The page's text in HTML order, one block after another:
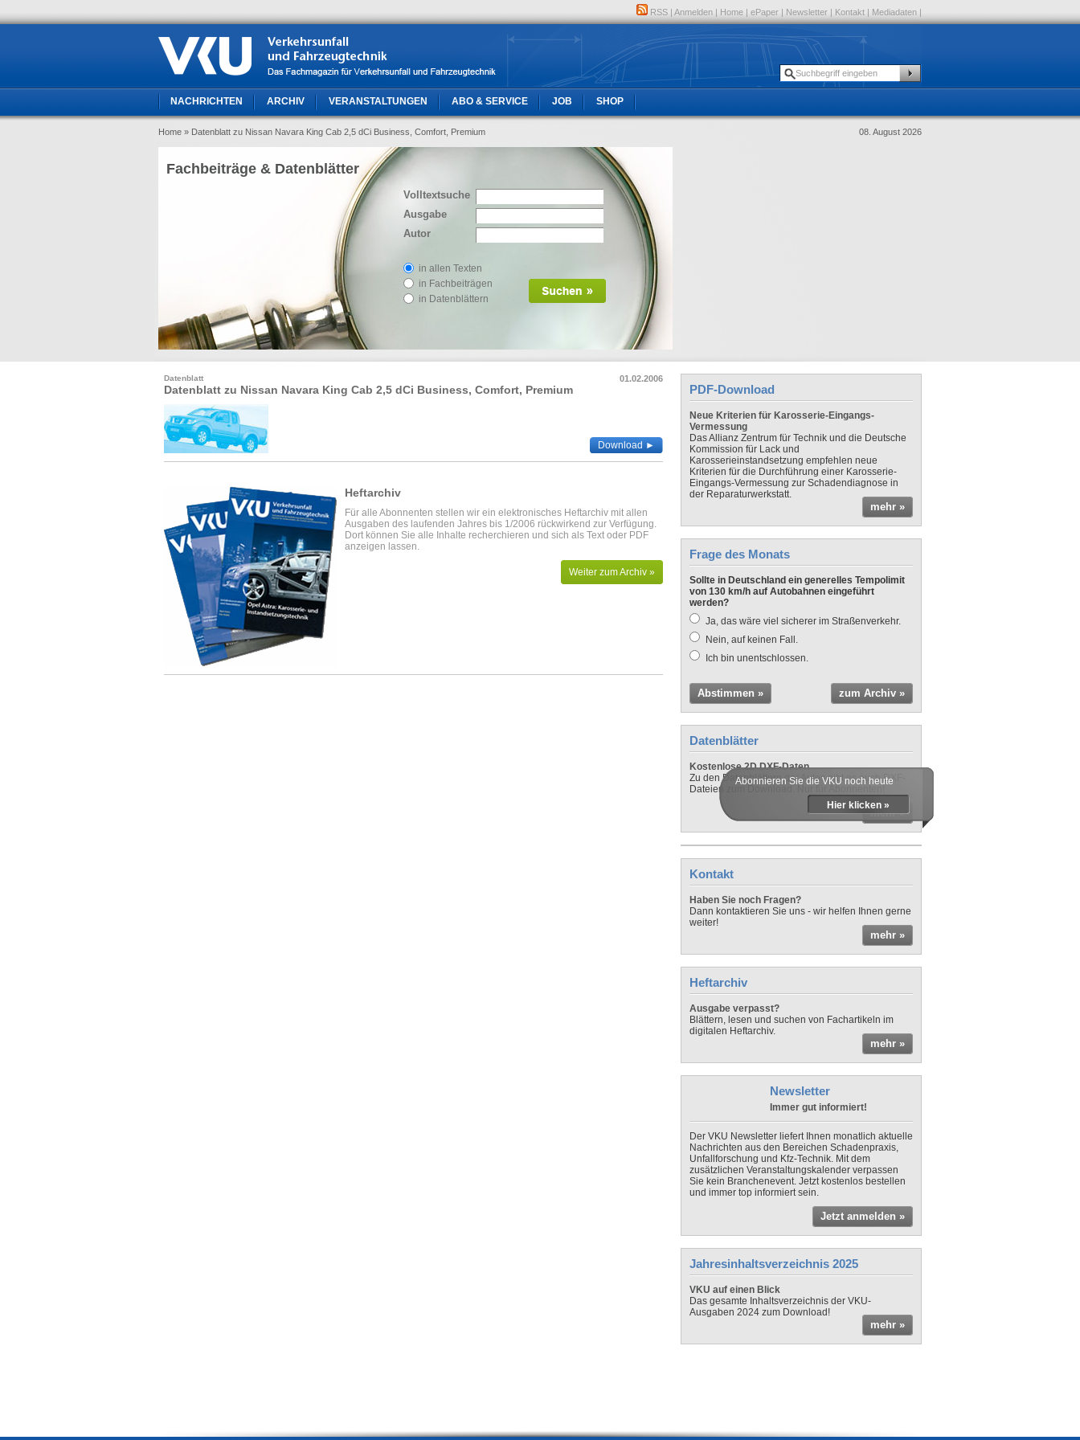
RSS | Anmelden | Home | ePaper | Newsletter | Kontakt | Mediadaten |
NACHRICHTEN ARCHIV VERANSTALTUNGEN ABO & SERVICE JOB SHOP
Home » Datenblatt zu Nissan Navara King Cab 2,5 dCi Business, Comfort, Premium 08. August 2026
Volltextsuche
Ausgabe
Autor
in allen Texten
in Fachbeiträgen
in Datenblättern
Fachbeiträge & Datenblätter
01.02.2006
Datenblatt
Datenblatt zu Nissan Navara King Cab 2,5 dCi Business, Comfort, Premium
Download ►
Heftarchiv
Für alle Abonnenten stellen wir ein elektronisches Heftarchiv mit allen
Ausgaben des laufenden Jahres bis 1/2006 rückwirkend zur Verfügung.
Dort können Sie alle Inhalte recherchieren und sich als Text oder PDF
anzeigen lassen.
Weiter zum Archiv »
PDF-Download
Neue Kriterien für Karosserie-Eingangs-
Vermessung
Das Allianz Zentrum für Technik und die Deutsche
Kommission für Lack und
Karosserieinstandsetzung empfehlen neue
Kriterien für die Durchführung einer Karosserie-
Eingangs-Vermessung zur Schadendiagnose in
der Reparaturwerkstatt.
mehr »
Frage des Monats
Sollte in Deutschland ein generelles Tempolimit
von 130 km/h auf Autobahnen eingeführt
werden?
Ja, das wäre viel sicherer im Straßenverkehr.
Nein, auf keinen Fall.
Ich bin unentschlossen.
Abstimmen » zum Archiv »
Datenblätter
Kostenlose 2D DXF-Daten
Zu den Datenblättern der Autos gibt es auch DXF-
Dateien zum Download. Nur für Abonnenten!
mehr »
Abonnieren Sie die VKU noch heute
Hier klicken »
Kontakt
Haben Sie noch Fragen?
Dann kontaktieren Sie uns - wir helfen Ihnen gerne
weiter!
mehr »
Heftarchiv
Ausgabe verpasst?
Blättern, lesen und suchen von Fachartikeln im
digitalen Heftarchiv.
mehr »
Newsletter
Immer gut informiert!
Der VKU Newsletter liefert Ihnen monatlich aktuelle
Nachrichten aus den Bereichen Schadenpraxis,
Unfallforschung und Kfz-Technik. Mit dem
zusätzlichen Veranstaltungskalender verpassen
Sie kein Branchenevent. Jetzt kostenlos bestellen
und immer top informiert sein.
Jetzt anmelden »
Jahresinhaltsverzeichnis 2025
VKU auf einen Blick
Das gesamte Inhaltsverzeichnis der VKU-
Ausgaben 2024 zum Download!
mehr »